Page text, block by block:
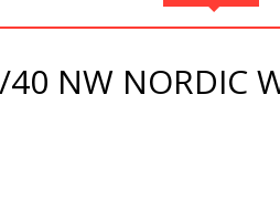
40 NW NORDIC